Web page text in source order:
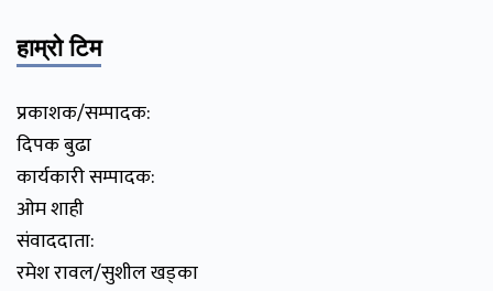
हाम्रो टिम
प्रकाशक/सम्पादक:
दिपक बुढा
कार्यकारी सम्पादक:
ओम शाही
संवाददाता:
रमेश रावल/सुशील खड्का